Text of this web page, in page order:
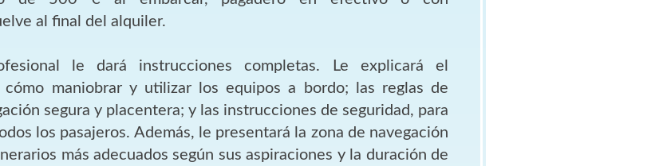
al final del alquiler.
le dará instrucciones completas. Le explicará el
maniobrar y utilizar los equipos a bordo; las reglas de
segura y placentera; y las instrucciones de seguridad, para
los pasajeros. Además, le presentará la zona de navegación
más adecuados según sus aspiraciones y la duración de